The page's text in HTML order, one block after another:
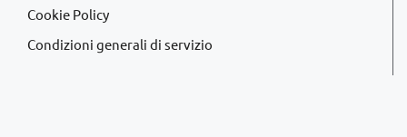
Cookie Policy
Condizioni generali di servizio